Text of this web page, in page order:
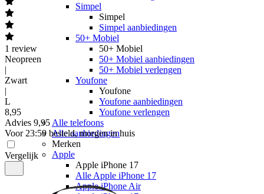
Simpel
Simpel
Simpel aanbiedingen
50+ Mobiel
50+ Mobiel
50+ Mobiel aanbiedingen
50+ Mobiel verlengen
Youfone
Youfone
Youfone aanbiedingen
Youfone verlengen
Alle telefoons
Alle aanbiedingen
Merken
Apple
Apple iPhone 17
Alle Apple iPhone 17
Apple iPhone Air
1 review
Neopreen
|
Zwart
|
L
8,95
Advies 9,95
Voor 23:59 besteld, morgen in huis
Vergelijk